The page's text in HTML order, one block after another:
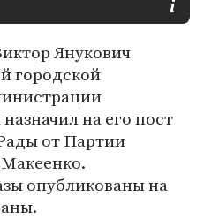
Янукович
городской
на его пост
от Партии
опубликованы на